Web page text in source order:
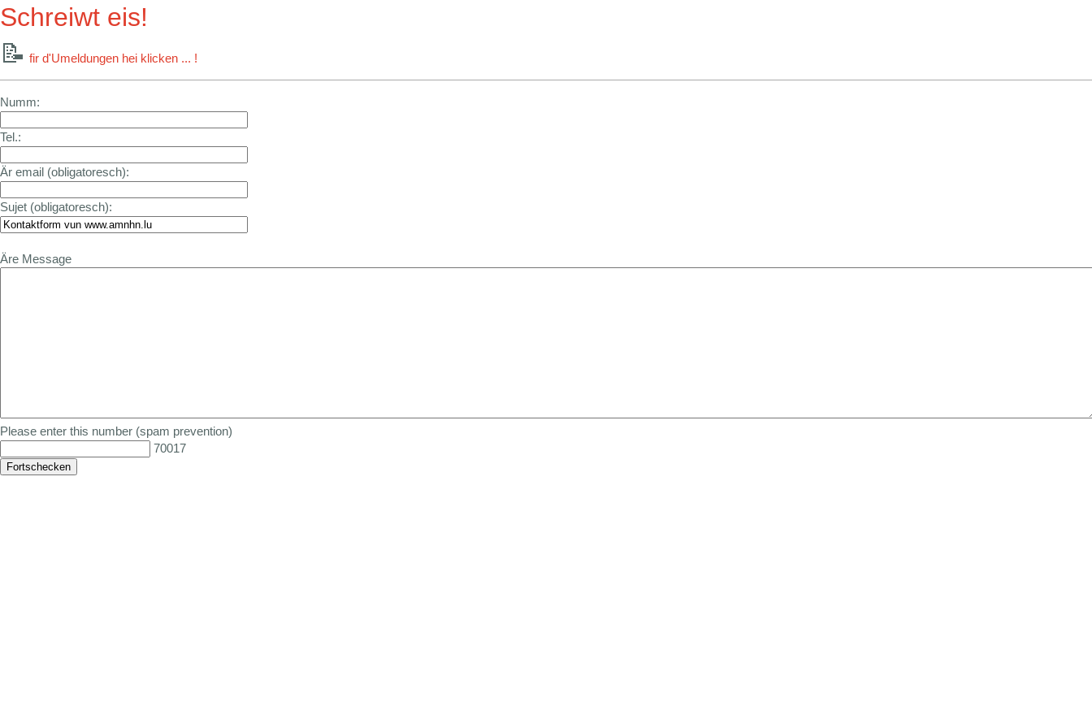
Schreiwt eis!
📝 fir d'Umeldungen hei klicken ... !
Numm:
Tel.:
Är email (obligatoresch):
Sujet (obligatoresch):
Äre Message
Please enter this number (spam prevention)
70017